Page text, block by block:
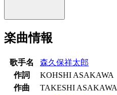
楽曲情報
歌手名
森久保祥太郎
作詞
KOHSHI ASAKAWA
作曲
TAKESHI ASAKAWA